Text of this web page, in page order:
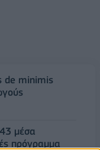
de minimis
μέσα
πρόγραμμα